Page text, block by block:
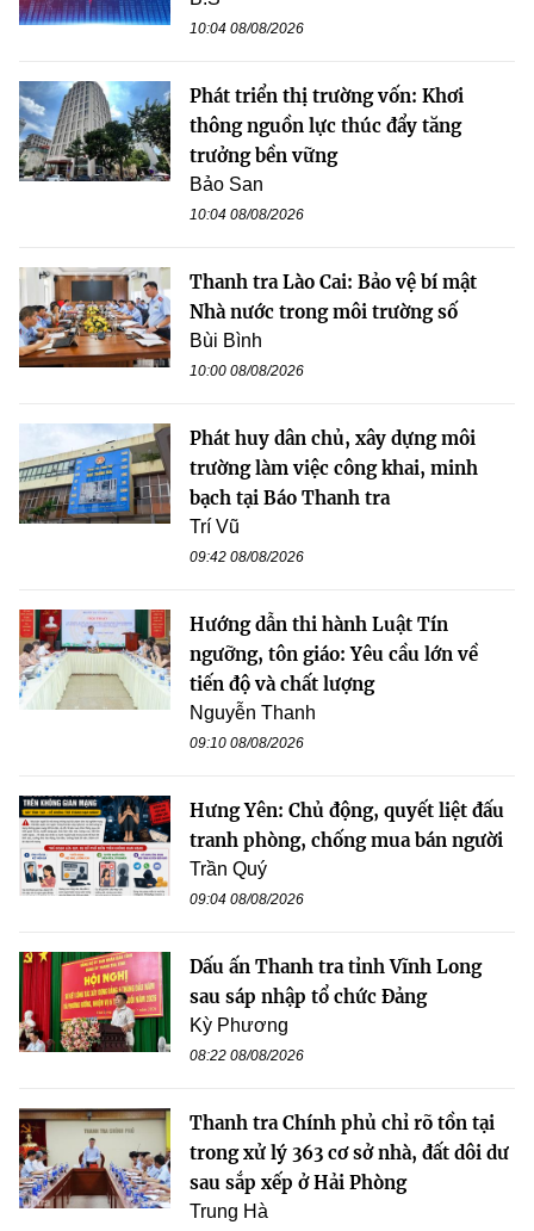
10:04 08/08/2026
Phát triển thị trường vốn: Khơi
thông nguồn lực thúc đẩy tăng
trưởng bền vững
Bảo San
10:04 08/08/2026
Thanh tra Lào Cai: Bảo vệ bí mật
Nhà nước trong môi trường số
Bùi Bình
10:00 08/08/2026
Phát huy dân chủ, xây dựng môi
trường làm việc công khai, minh
bạch tại Báo Thanh tra
Trí Vũ
09:42 08/08/2026
Hướng dẫn thi hành Luật Tín
ngưỡng, tôn giáo: Yêu cầu lớn về
tiến độ và chất lượng
Nguyễn Thanh
09:10 08/08/2026
Hưng Yên: Chủ động, quyết liệt đấu
tranh phòng, chống mua bán người
Trần Quý
09:04 08/08/2026
Dấu ấn Thanh tra tỉnh Vĩnh Long
sau sáp nhập tổ chức Đảng
Kỳ Phương
08:22 08/08/2026
Thanh tra Chính phủ chỉ rõ tồn tại
trong xử lý 363 cơ sở nhà, đất dôi dư
sau sắp xếp ở Hải Phòng
Trung Hà